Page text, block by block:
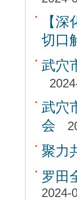
【
切口
武穴
武穴
会
聚力
罗田
2024-